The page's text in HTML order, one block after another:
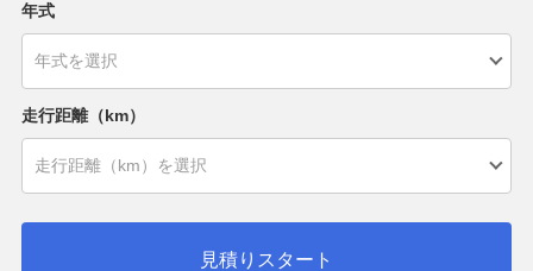
年式
走行距離（km）
見積りスタート